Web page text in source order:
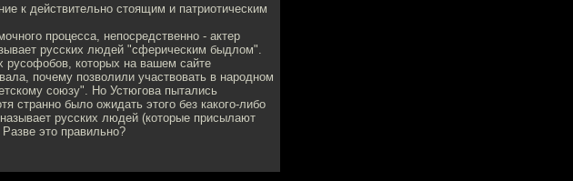
к действительно стоящим и патриотическим
процесса, непосредственно - актер
русских людей "сферическим быдлом".
русофобов, которых на вашем сайте
почему позволили участвовать в народном
союзу". Но Устюгова пытались
странно было ожидать этого без какого-либо
русских людей (которые присылают
это правильно?